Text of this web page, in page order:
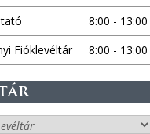
8:00 - 13:00
Fióklevéltár
8:00 - 13:00